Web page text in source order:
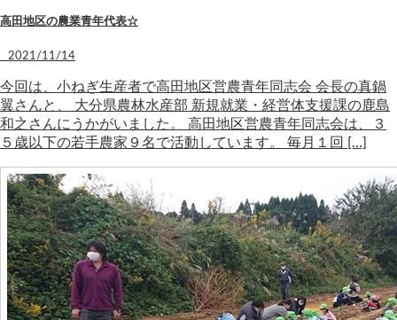
高田地区の農業青年代表☆
2021/11/14
今回は、小ねぎ生産者で高田地区営農青年同志会 会長の真鍋
翼さんと、 大分県農林水産部 新規就業・経営体支援課の鹿島
和之さんにうかがいました。 高田地区営農青年同志会は、３
５歳以下の若手農家９名で活動しています。 毎月１回 […]